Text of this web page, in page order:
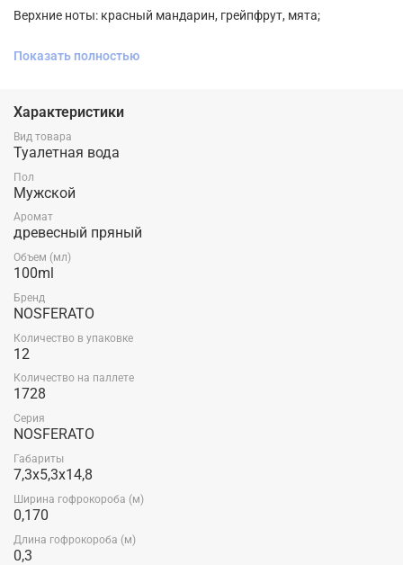
Верхние ноты: красный мандарин, грейпфрут, мята;
Показать полностью
Характеристики
Вид товара
Туалетная вода
Пол
Мужской
Аромат
древесный пряный
Объем (мл)
100ml
Бренд
NOSFERATO
Количество в упаковке
12
Количество на паллете
1728
Серия
NOSFERATO
Габариты
7,3x5,3x14,8
Ширина гофрокороба (м)
0,170
Длина гофрокороба (м)
0,3